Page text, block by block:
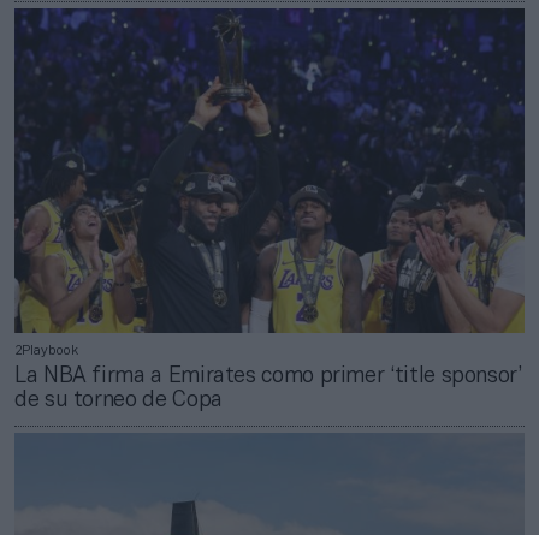
2Playbook
La NBA firma a Emirates como primer ‘title sponsor’
de su torneo de Copa